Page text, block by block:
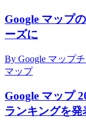
Google マップ
ーズに
By Google マップ
マップ
Google マップ
ランキングを発